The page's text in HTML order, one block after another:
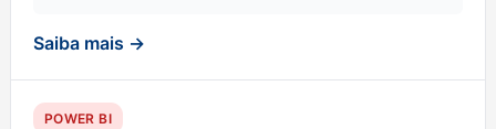
Saiba mais →
POWER BI